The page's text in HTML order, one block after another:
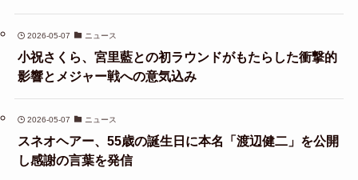
2026-05-07 ニュース
小祝さくら、宮里藍との初ラウンドがもたらした衝撃的
影響とメジャー戦への意気込み
2026-05-07 ニュース
スネオヘアー、55歳の誕生日に本名「渡辺健二」を公開
し感謝の言葉を発信